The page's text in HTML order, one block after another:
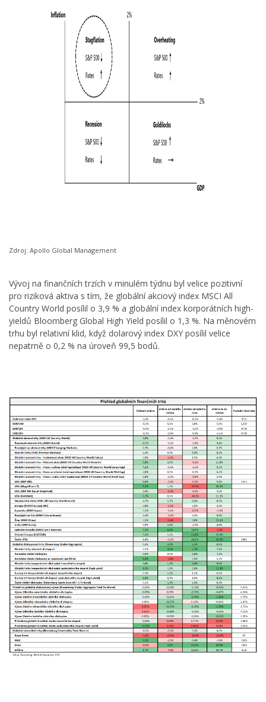
Zdroj: Apollo Global Management
Vývoj na finančních trzích v minulém týdnu byl velice pozitivní
pro riziková aktiva s tím, že globální akciový index MSCI All
Country World posílil o 3,9 % a globální index korporátních high-
yieldů Bloomberg Global High Yield posílil o 1,3 %. Na měnovém
trhu byl relativní klid, když dolarový index DXY posílil velice
nepatrně o 0,2 % na úroveň 99,5 bodů.